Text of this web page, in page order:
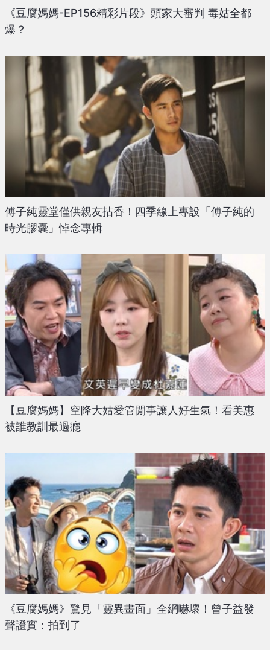
《豆腐媽媽-EP156精彩片段》頭家大審判 毒姑全都
爆？
傅子純靈堂僅供親友拈香！四季線上專設「傅子純的
時光膠囊」悼念專輯
【豆腐媽媽】空降大姑愛管閒事讓人好生氣！看美惠
被誰教訓最過癮
《豆腐媽媽》驚見「靈異畫面」全網嚇壞！曾子益發
聲證實：拍到了